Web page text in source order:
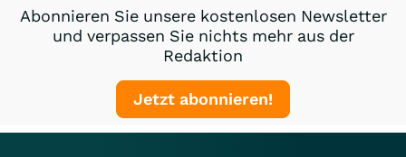
Abonnieren Sie unsere kostenlosen Newsletter
und verpassen Sie nichts mehr aus der
Redaktion
Jetzt abonnieren!